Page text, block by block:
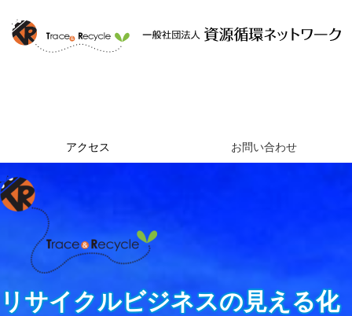
アクセス お問い合わせ
リサイクルビジネスの見える化